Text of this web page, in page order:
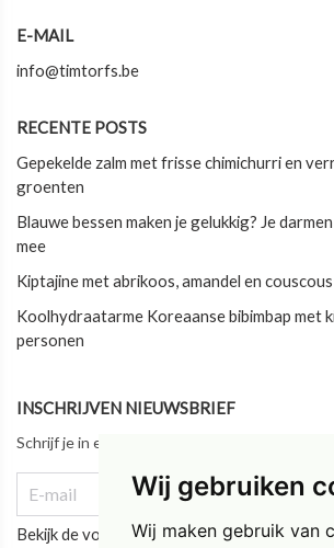
Wij gebruiken
Wij maken gebruik van
E-MAIL
info@timtorfs.be
RECENTE POSTS
Gepekelde zalm met frisse chimichurri en
groenten
Blauwe bessen maken je gelukkig? Je
mee
Kiptajine met abrikoos, amandel en couscous
Koolhydraatarme Koreaanse bibimbap met
personen
INSCHRIJVEN NIEUWSBRIEF
Schrijf je in en blijf als eerste op de hoogte
Bekijk de vorige updates